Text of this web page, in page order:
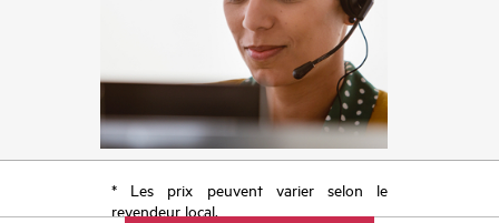
* Les prix peuvent varier selon le
revendeur local.